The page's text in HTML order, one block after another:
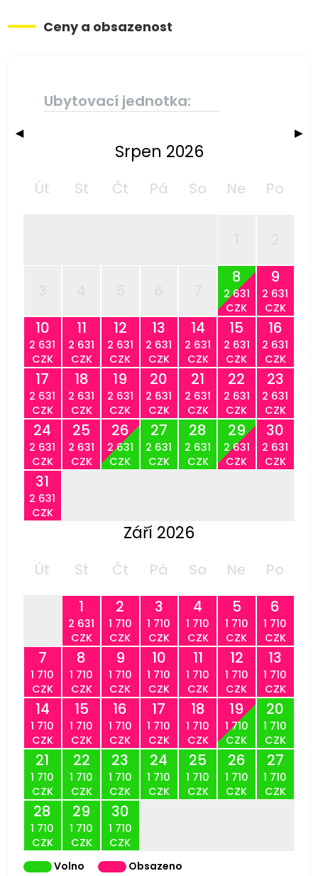
Ceny a obsazenost
Ubytovací jednotka:
◀ ▶
Srpen 2026
Út St Čt Pá So Ne Po
8
2 631
CZK
9
2 631
CZK
10
2 631
CZK
11
2 631
CZK
12
2 631
CZK
13
2 631
CZK
14
2 631
CZK
15
2 631
CZK
16
2 631
CZK
17
2 631
CZK
18
2 631
CZK
19
2 631
CZK
20
2 631
CZK
21
2 631
CZK
22
2 631
CZK
23
2 631
CZK
24
2 631
CZK
25
2 631
CZK
26
2 631
CZK
27
2 631
CZK
28
2 631
CZK
29
2 631
CZK
30
2 631
CZK
31
2 631
CZK
Září 2026
Út St Čt Pá So Ne
Po
1
2 631
CZK
2
1 710
CZK
3
1 710
CZK
4
1 710
CZK
5
1 710
CZK
6
1 710
CZK
7
1 710
CZK
8
1 710
CZK
9
1 710
CZK
10
1 710
CZK
11
1 710
CZK
12
1 710
CZK
13
1 710
CZK
14
1 710
CZK
15
1 710
CZK
16
1 710
CZK
17
1 710
CZK
18
1 710
CZK
19
1 710
CZK
20
1 710
CZK
21
1 710
CZK
22
1 710
CZK
23
1 710
CZK
24
1 710
CZK
25
1 710
CZK
26
1 710
CZK
27
1 710
CZK
28
1 710
CZK
29
1 710
CZK
30
1 710
CZK
Volno
Obsazeno